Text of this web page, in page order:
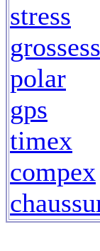
stress
polar
gps
timex
compex